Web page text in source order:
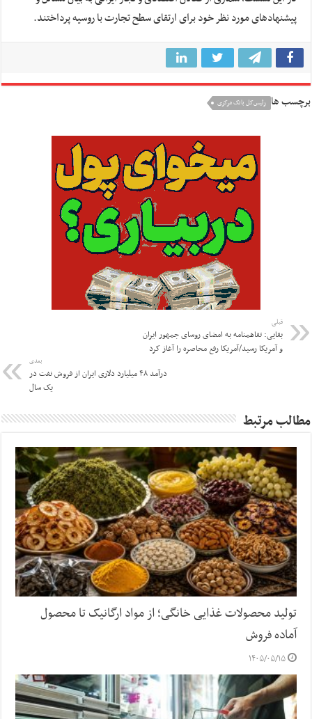
پیشنهادهای مورد نظر خود برای ارتقای سطح تجارت با روسیه پرداختند.
برچسب ها رئیس‌کل بانک مرکزی
قبلی
بقایی: تفاهمنامه به امضای روسای جمهور ایران
و آمریکا رسید/آمریکا رفع محاصره را آغاز کرد
بعدی
درآمد ۴۸ میلیارد دلاری ایران از فروش نفت در
یک سال
مطالب مرتبط
تولید محصولات غذایی خانگی؛ از مواد ارگانیک تا محصول
آماده فروش
۱۴۰۵/۰۵/۱۵